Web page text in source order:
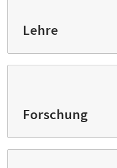
Lehre
Forschung